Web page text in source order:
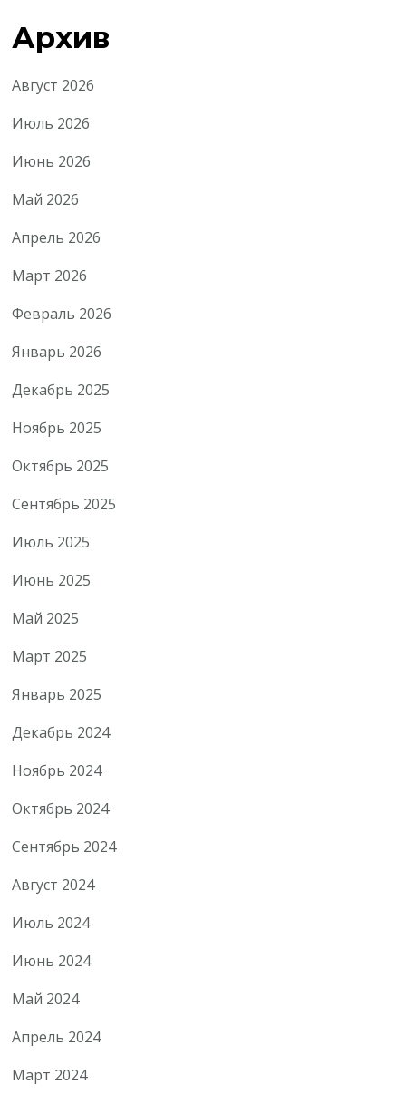
Архив
Август 2026
Июль 2026
Июнь 2026
Май 2026
Апрель 2026
Март 2026
Февраль 2026
Январь 2026
Декабрь 2025
Ноябрь 2025
Октябрь 2025
Сентябрь 2025
Июль 2025
Июнь 2025
Май 2025
Март 2025
Январь 2025
Декабрь 2024
Ноябрь 2024
Октябрь 2024
Сентябрь 2024
Август 2024
Июль 2024
Июнь 2024
Май 2024
Апрель 2024
Март 2024